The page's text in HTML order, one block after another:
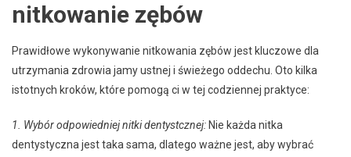
nitkowanie zębów
Prawidłowe wykonywanie nitkowania zębów jest kluczowe dla
utrzymania zdrowia jamy ustnej i świeżego oddechu. Oto kilka
istotnych kroków, które pomogą ci w tej codziennej praktyce:
1. Wybór odpowiedniej nitki dentystcznej: Nie każda nitka
dentystyczna jest taka sama, dlatego ważne jest, aby wybrać